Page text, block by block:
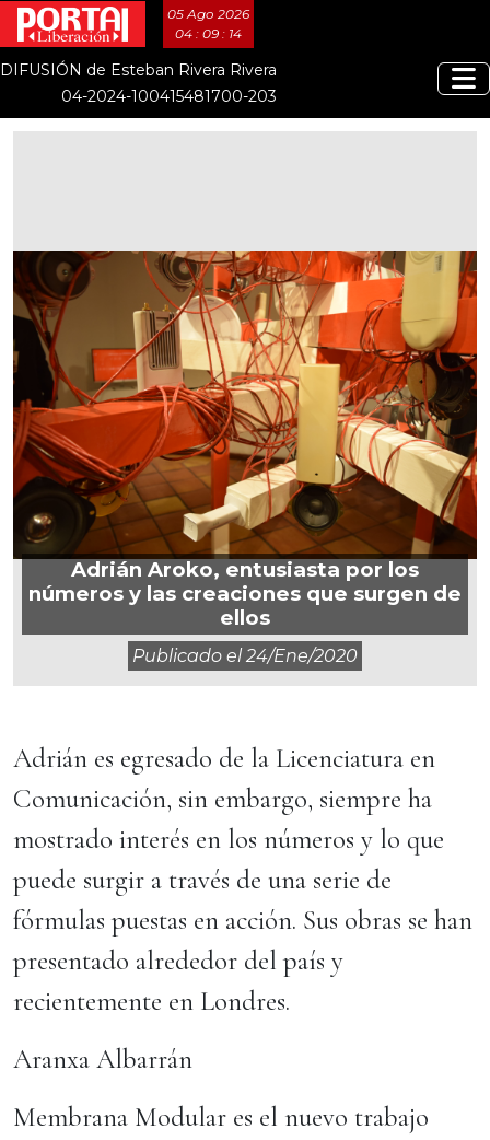
05 Ago 2026
04 : 09 : 15
DIFUSIÓN de Esteban Rivera Rivera
04-2024-100415481700-203
Adrián Aroko, entusiasta por los
números y las creaciones que surgen de
ellos
Publicado el24/ene/2020
Adrián es egresado de la Licenciatura en
Comunicación, sin embargo, siempre ha
mostrado interés en los números y lo que
puede surgir a través de una serie de
fórmulas puestas en acción. Sus obras se han
presentado alrededor del país y
recientemente en Londres.
Aranxa Albarrán
Membrana Modular es el nuevo trabajo